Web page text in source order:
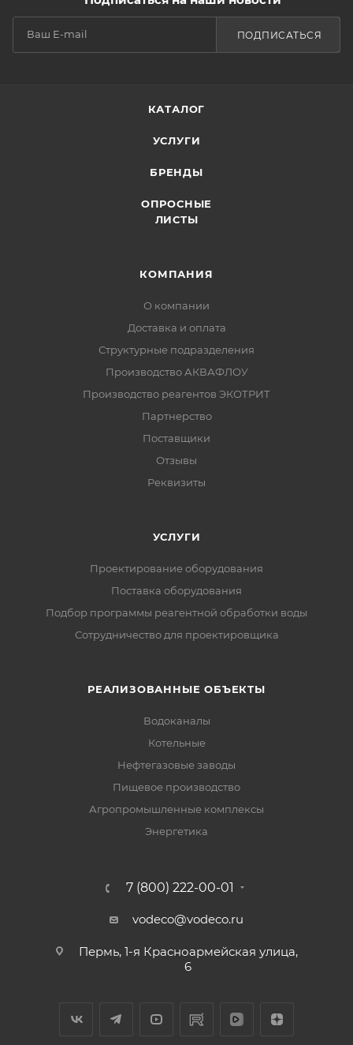
ПОДПИСАТЬСЯ
КАТАЛОГ
УСЛУГИ
БРЕНДЫ
ОПРОСНЫЕ
ЛИСТЫ
КОМПАНИЯ
О компании
Доставка и оплата
Структурные подразделения
Производство АКВАФЛОУ
Производство реагентов ЭКОТРИТ
Партнерство
Поставщики
Отзывы
Реквизиты
УСЛУГИ
Проектирование оборудования
Поставка оборудования
Подбор программы реагентной обработки воды
Сотрудничество для проектировщика
РЕАЛИЗОВАННЫЕ ОБЪЕКТЫ
Водоканалы
Котельные
Нефтегазовые заводы
Пищевое производство
Агропромышленные комплексы
Энергетика
7 (800) 222-00-01
vodeco@vodeco.ru
Пермь, 1-я Красноармейская улица,
6